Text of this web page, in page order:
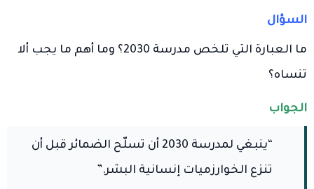
السؤال
ما العبارة التي تلخص مدرسة 2030؟ وما أهم ما يجب ألا
تنساه؟
الجواب
“ينبغي لمدرسة 2030 أن تسلّح الضمائر قبل أن
تنزع الخوارزميات إنسانية البشر.”